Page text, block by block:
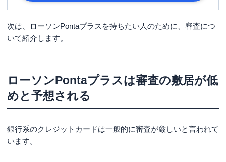
（マイナンバーカード） ・健康保険
証 ・住民票の写し
次は、ローソンPontaプラスを持ちたい人のために、審査につ
いて紹介します。
ローソンPontaプラスは審査の敷居が低
めと予想される
銀行系のクレジットカードは一般的に審査が厳しいと言われて
います。